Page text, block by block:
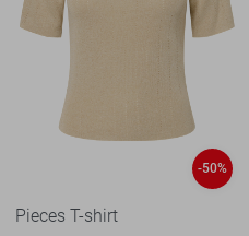
-50%
Pieces T-shirt